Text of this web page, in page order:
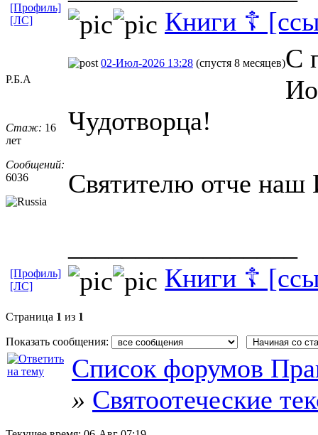
Книги ☦
[Профиль]
[ЛС]
Р.Б.А
Стаж: 16
лет
Сообщений:
6036
02-Июл-2026 13:28 (спустя 8 месяцев)С
Чудотворца!
Святителю отче наш
Книги ☦
[Профиль]
[ЛС]
Страница 1 из 1
Показать сообщения:
Список форумов
» Святоотеческие